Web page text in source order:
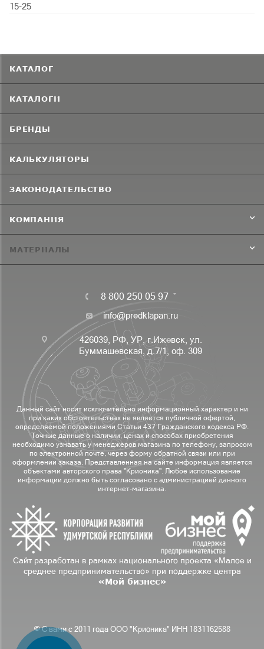
15-25
КАТАЛОГ
КАТАЛОГИ
БРЕНДЫ
КАЛЬКУЛЯТОРЫ
ЗАКОНОДАТЕЛЬСТВО
КОМПАНИЯ
МАТЕРИАЛЫ
8 800 250 05 97
info@predklapan.ru
426039, РФ, УР, г.Ижевск, ул.
Буммашевская, д.7/1, оф. 309
Данный сайт носит исключительно информационный характер и ни
при каких обстоятельствах не является публичной офертой,
определяемой положениями Статьи 437 Гражданского кодекса РФ.
Точные данные о наличии, ценах и способах приобретения
необходимо узнавать у менеджеров магазина по телефону, запросом
по электронной почте, через форму обратной связи или при
оформлении заказа. Представленная на сайте информация является
объектами авторского права "Крионика". Любое использование
информации должно быть согласовано с администрацией данного
интернет-магазина.
Сайт разработан в рамках национального проекта «Малое и
среднее предпринимательство» при поддержке центра
«Мой бизнес»
© С вами с 2011 года ООО "Крионика" ИНН 1831162588